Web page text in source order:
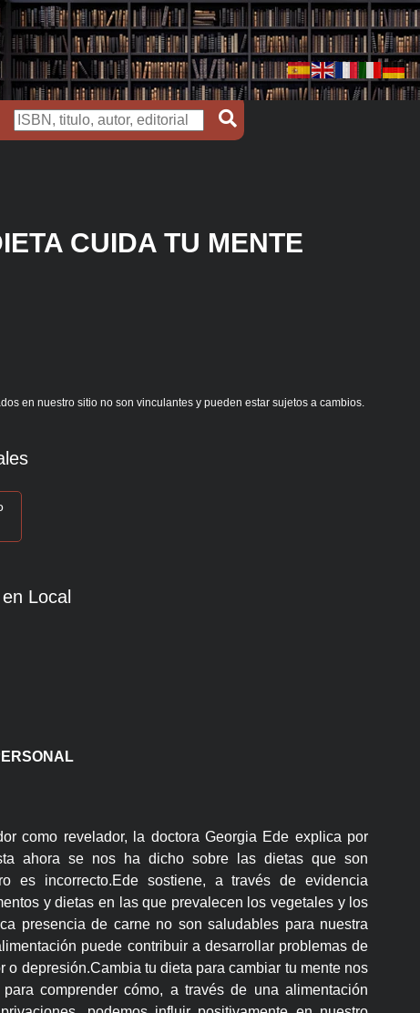
CUIDA TU MENTE
en nuestro sitio no son vinculantes y pueden estar sujetos a cambios.
Local
como revelador, la doctora Georgia Ede explica por
ahora se nos ha dicho sobre las dietas que son
es incorrecto.Ede sostiene, a través de evidencia
y dietas en las que prevalecen los vegetales y los
presencia de carne no son saludables para nuestra
puede contribuir a desarrollar problemas de
o depresión.Cambia tu dieta para cambiar tu mente nos
comprender cómo, a través de una alimentación